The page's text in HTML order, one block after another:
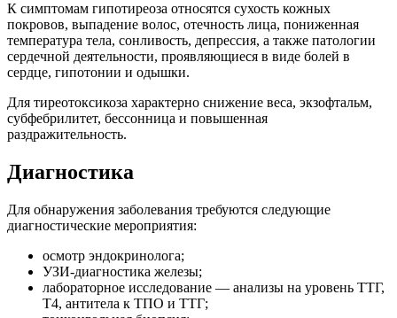
К симптомам гипотиреоза относятся сухость кожных
покровов, выпадение волос, отечность лица, пониженная
температура тела, сонливость, депрессия, а также патологии
сердечной деятельности, проявляющиеся в виде болей в
сердце, гипотонии и одышки.
Для тиреотоксикоза характерно снижение веса, экзофтальм,
субфебрилитет, бессонница и повышенная
раздражительность.
Диагностика
Для обнаружения заболевания требуются следующие
диагностические мероприятия:
осмотр эндокринолога;
УЗИ-диагностика железы;
лабораторное исследование — анализы на уровень ТТГ,
Т4, антитела к ТПО и ТТГ;